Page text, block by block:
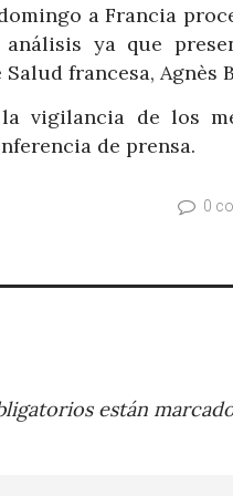
a Francia
ya que
francesa, Agnès
vigilancia de los
de prensa.
0
están